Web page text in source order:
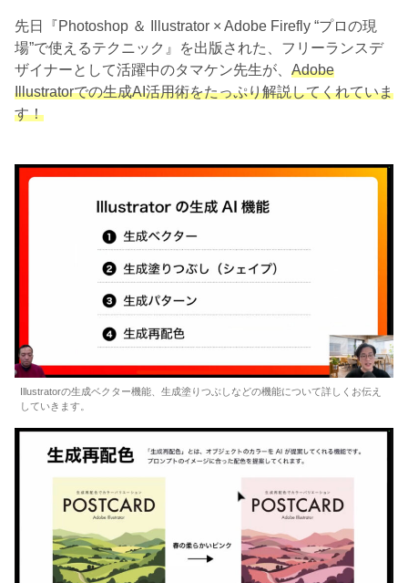
先日『Photoshop ＆ Illustrator × Adobe Firefly “プロの現
場”で使えるテクニック』を出版された、フリーランスデ
ザイナーとして活躍中のタマケン先生が、 Adobe
Illustratorでの生成AI活用術をたっぷり解説してくれていま
す！
Illustratorの生成ベクター機能、生成塗りつぶしなどの機能について詳しくお伝え
していきます。